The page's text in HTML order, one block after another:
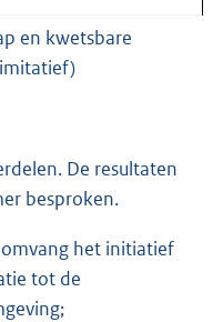
en kwetsbare
De resultaten
besproken.
het initiatief
tot de